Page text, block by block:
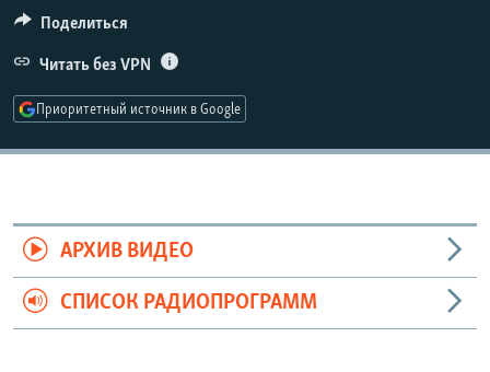
РАСПИСАНИЕ ВЕЩАНИЯ
ПОДПИШИТЕСЬ НА РАССЫЛКУ
СОЦИАЛЬНЫЕ СЕТИ
Все сайты РСЕ/РС
Поделиться
Читать без VPN
Приоритетный источник в Google
АРХИВ ВИДЕО
СПИСОК РАДИОПРОГРАММ